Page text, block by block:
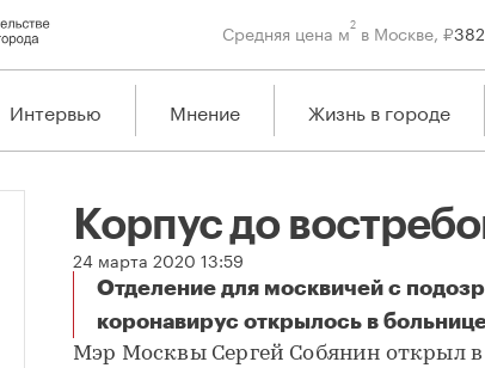
Средняя цена м2в Москве, ₽
Интервью Мнение Жизнь в городе
Корпус до
24 марта 2020 13:59
Отделение для москвичей с
коронавирус открылось в
Корпус до востребования
Мэр Москвы Сергей Собянин открыл